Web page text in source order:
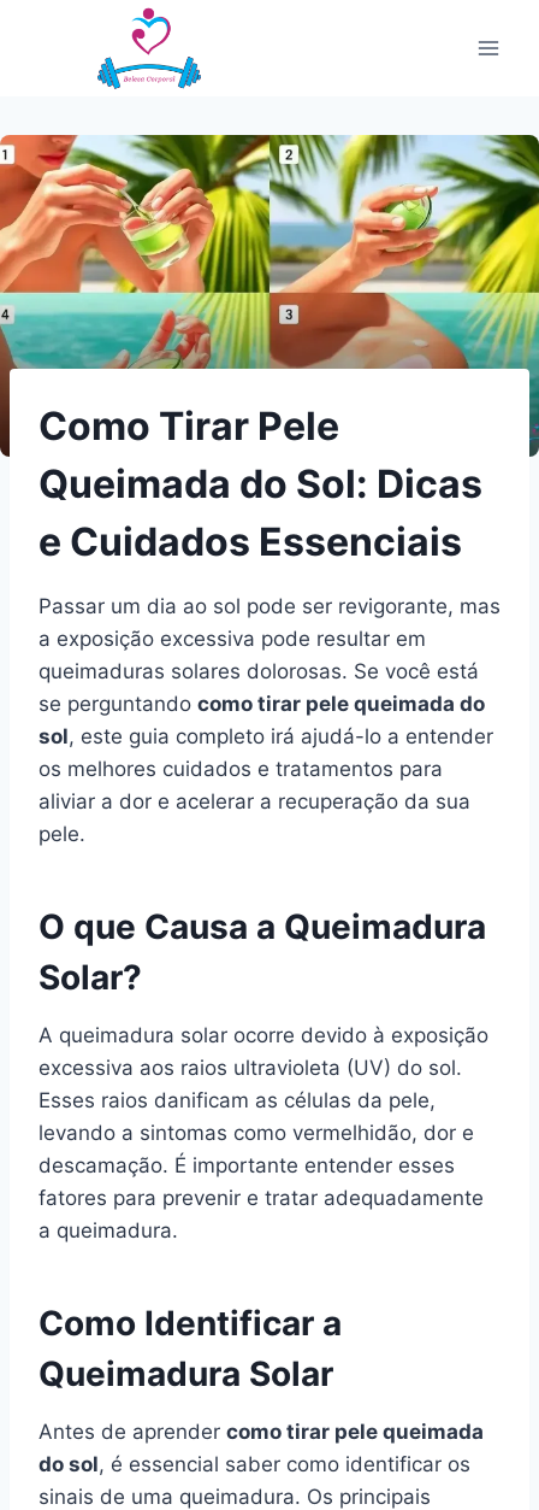
Como Tirar Pele
Queimada do Sol: Dicas
e Cuidados Essenciais
Passar um dia ao sol pode ser revigorante, mas
a exposição excessiva pode resultar em
queimaduras solares dolorosas. Se você está
se perguntando como tirar pele queimada do
sol, este guia completo irá ajudá-lo a entender
os melhores cuidados e tratamentos para
aliviar a dor e acelerar a recuperação da sua
pele.
O que Causa a Queimadura
Solar?
A queimadura solar ocorre devido à exposição
excessiva aos raios ultravioleta (UV) do sol.
Esses raios danificam as células da pele,
levando a sintomas como vermelhidão, dor e
descamação. É importante entender esses
fatores para prevenir e tratar adequadamente
a queimadura.
Como Identificar a
Queimadura Solar
Antes de aprender como tirar pele queimada
do sol, é essencial saber como identificar os
sinais de uma queimadura. Os principais